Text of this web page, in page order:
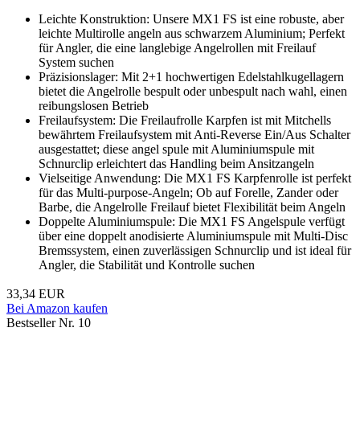
Leichte Konstruktion: Unsere MX1 FS ist eine robuste, aber
leichte Multirolle angeln aus schwarzem Aluminium; Perfekt
für Angler, die eine langlebige Angelrollen mit Freilauf
System suchen
Präzisionslager: Mit 2+1 hochwertigen Edelstahlkugellagern
bietet die Angelrolle bespult oder unbespult nach wahl, einen
reibungslosen Betrieb
Freilaufsystem: Die Freilaufrolle Karpfen ist mit Mitchells
bewährtem Freilaufsystem mit Anti-Reverse Ein/Aus Schalter
ausgestattet; diese angel spule mit Aluminiumspule mit
Schnurclip erleichtert das Handling beim Ansitzangeln
Vielseitige Anwendung: Die MX1 FS Karpfenrolle ist perfekt
für das Multi-purpose-Angeln; Ob auf Forelle, Zander oder
Barbe, die Angelrolle Freilauf bietet Flexibilität beim Angeln
Doppelte Aluminiumspule: Die MX1 FS Angelspule verfügt
über eine doppelt anodisierte Aluminiumspule mit Multi-Disc
Bremssystem, einen zuverlässigen Schnurclip und ist ideal für
Angler, die Stabilität und Kontrolle suchen
33,34 EUR
Bei Amazon kaufen
Bestseller Nr. 10